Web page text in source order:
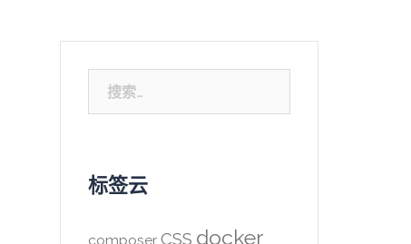
索：
标签云
composer CSS docker